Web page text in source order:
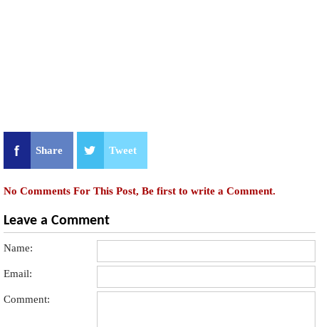
Share Tweet
No Comments For This Post, Be first to write a Comment.
Leave a Comment
Name:
Email:
Comment: